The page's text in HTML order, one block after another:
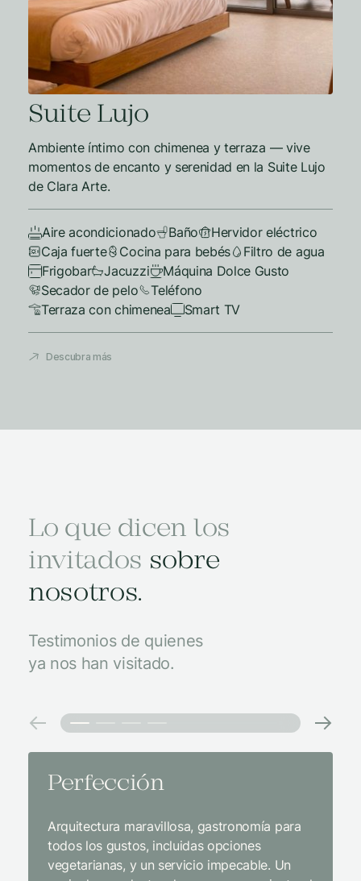
Suite Lujo
Ambiente íntimo con chimenea y terraza — vive
momentos de encanto y serenidad en la Suite Lujo
de Clara Arte.
Aire acondicionado Baño
Hervidor eléctrico
Caja fuerte
Cocina para bebés
Filtro de agua
Frigobar
Jacuzzi
Máquina Dolce Gusto
Secador de pelo
Teléfono
Terraza con chimenea
Smart TV
Descubra más
Lo que dicen los
invitados sobre
nosotros.
Testimonios de quienes
ya nos han visitado.
Perfección
Arquitectura maravillosa, gastronomía para
todos los gustos, incluidas opciones
vegetarianas, y un servicio impecable. Un